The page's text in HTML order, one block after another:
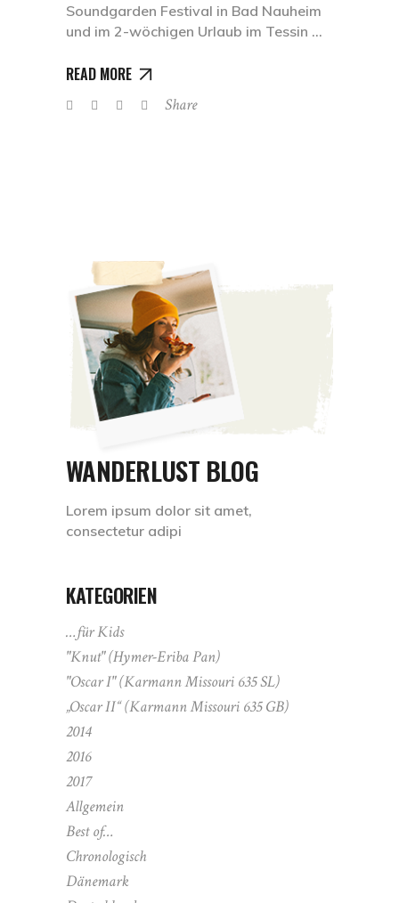
Soundgarden Festival in Bad Nauheim
und im 2-wöchigen Urlaub im Tessin
READ MORE
Share
WANDERLUST BLOG
Lorem ipsum dolor sit amet,
consectetur adipi
KATEGORIEN
…für Kids
"Knut" (Hymer-Eriba Pan)
"Oscar I" (Karmann Missouri 635 SL)
„Oscar II“ (Karmann Missouri 635 GB)
2014
2016
2017
Allgemein
Best of…
Chronologisch
Dänemark